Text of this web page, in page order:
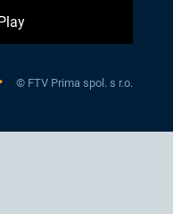
© FTV Prima spol. s r.o.